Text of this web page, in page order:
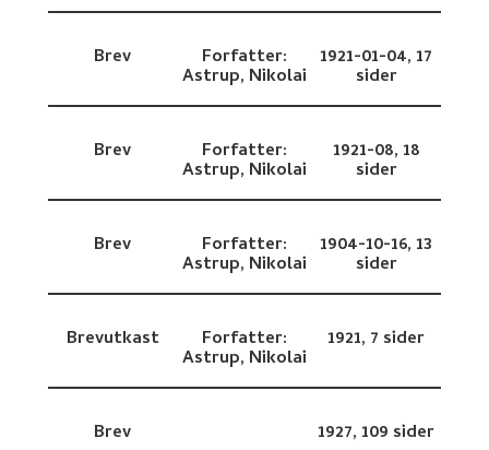
Brev Forfatter:
Astrup, Nikolai
1921-01-04,17
sider
Brev Forfatter:
Astrup, Nikolai
1921-08,18
sider
Brev Forfatter:
Astrup, Nikolai
1904-10-16,13
sider
Brevutkast Forfatter:
Astrup, Nikolai
1921, 7 sider
Brev 1927,109 sider